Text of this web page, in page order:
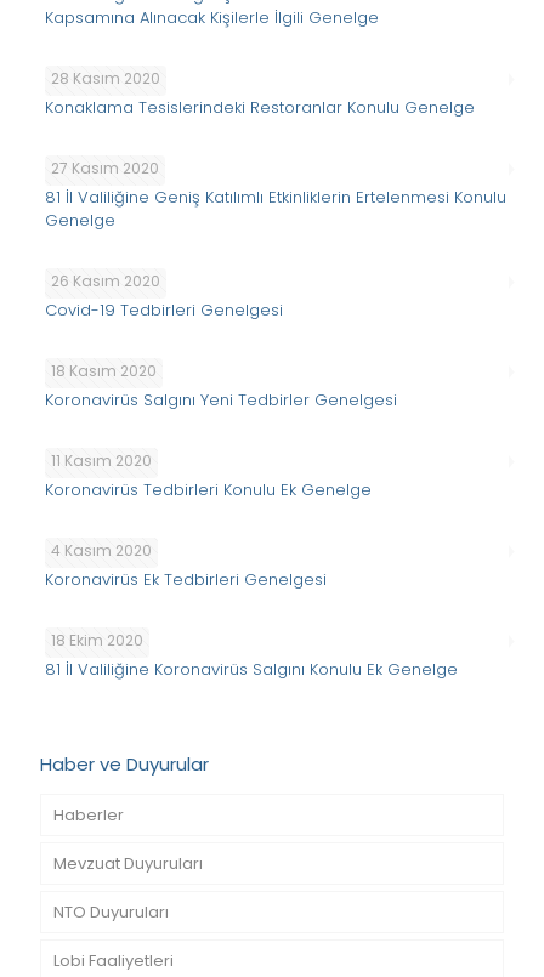
Kapsamına Alınacak Kişilerle İlgili Genelge
28 Kasım 2020
Konaklama Tesislerindeki Restoranlar Konulu Genelge
27 Kasım 2020
81 İl Valiliğine Geniş Katılımlı Etkinliklerin Ertelenmesi Konulu
Genelge
26 Kasım 2020
Covid-19 Tedbirleri Genelgesi
18 Kasım 2020
Koronavirüs Salgını Yeni Tedbirler Genelgesi
11 Kasım 2020
Koronavirüs Tedbirleri Konulu Ek Genelge
4 Kasım 2020
Koronavirüs Ek Tedbirleri Genelgesi
18 Ekim 2020
81 İl Valiliğine Koronavirüs Salgını Konulu Ek Genelge
Haber ve Duyurular
Haberler
Mevzuat Duyuruları
NTO Duyuruları
Lobi Faaliyetleri